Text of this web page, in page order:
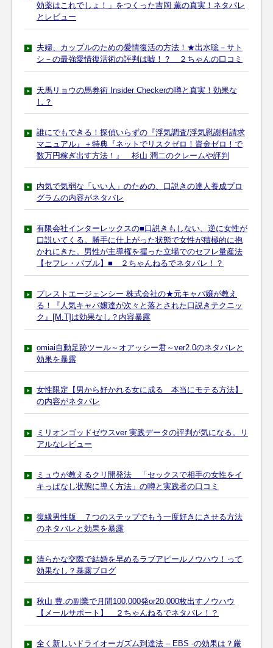
効薬はこれでしょ！」をつくった吉岡 薫の真実！ネタバレ
とレビュー
夫婦、カップルのための愛情復活の方法！★出水聡－サト
シ－の最強愛情復活術の評判は嘘！？ ２ちゃんの口コミ
天馬リョウの馬券術 Insider Checkerの噂と真実！効果な
し？
誰にでもできる！探偵いらずの『浮気調査/浮気慰謝料請求
マニュアル』＋特典『ネットでリスクゼロ！資金ゼロ！で
数万円稼ぎ出す方法！』 杉山 潤二のクレームや評判
内気で気弱な「いい人」のための、口説きの達人養成プロ
グラムの内容がネタバレ
有限会社インターレックスの■口説きもしない、逆に女性が
口説いてくる。勝手に仕上がった状態で女性が積極的に抱
かれにきた。男性が主導権を握った立場でのセフレ量産法
【セフレ・バブル】■ ２ちゃんねるでネタバレ！？
プレストエージェンシー 株式会社の★元キャバ嬢が教え
る！『人気キャバ嬢達が次々と落とされた口説きテクニッ
ク』[M.T]は効果なし？内容暴露
omiai自動足跡ツール～オアッシー君～ver2.0のネタバレと
効果を暴露
女性限定【男から好かれる女に成る 本当にモテる方法】
の内容がネタバレ
ミリオンゴッドゼウスver 実践データの評判が気になる。リ
アルなレビュー
ミュウが教えるクリ開発法 「セックスで相手の女性をイ
キっぱなし状態に導く方法」の噂と実践者の口コミ
復縁男性版 ７つのステップでもう一度好きにさせる方法
のネタバレと効果を暴露
清らかな交際で結婚を早めるラブアピールノウハウ！って
効果なし？暴露ブログ
秋山 豊.の副業で月間100,000発or20,000枚出すノウハウ
【メールサポート】 ２ちゃんねるでネタバレ！？
全く新しいドライオーガズム到達法 – EBS -の効果は？厳